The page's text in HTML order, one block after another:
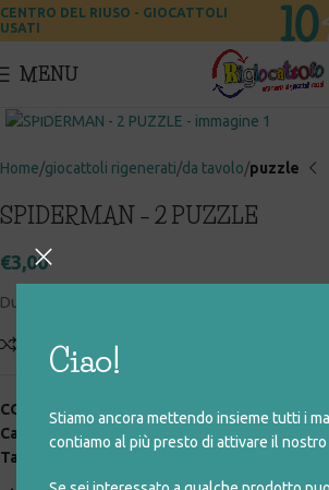
Ciao!
Stiamo ancora mettendo insieme tutti i
contiamo al più presto di attivare il
CENTRO DEL RIUSO - GIOCATTOLI
USATI
MENU
Home giocattoli rigenerati da tavolo puzzle
SPIDERMAN – 2 PUZZLE
€3,00
Due puzzle da 64 pezzi – Riconfezionato da
Add to compare
COD:
037_0_050
Categorie:
da tavolo giocattoli rigenerati
Tag: